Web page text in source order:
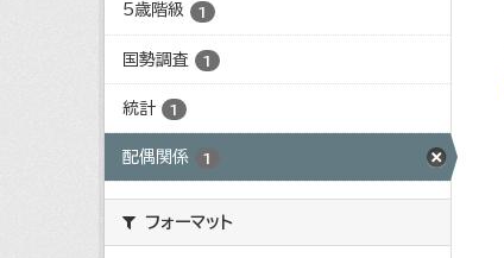
5歳階級 1
国勢調査 1
統計 1
配偶関係 1
フォーマット